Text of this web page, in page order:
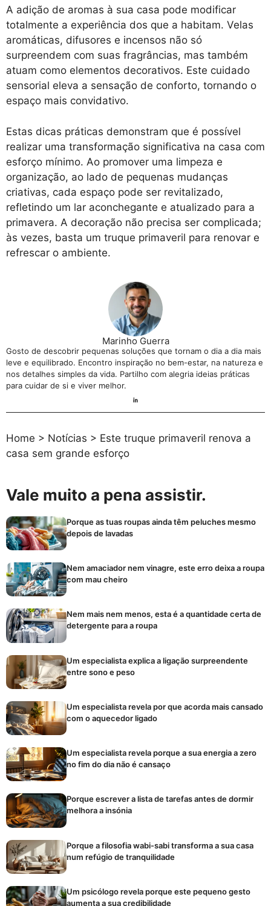
A adição de aromas à sua casa pode modificar
totalmente a experiência dos que a habitam. Velas
aromáticas, difusores e incensos não só
surpreendem com suas fragrâncias, mas também
atuam como elementos decorativos. Este cuidado
sensorial eleva a sensação de conforto, tornando o
espaço mais convidativo.
Estas dicas práticas demonstram que é possível
realizar uma transformação significativa na casa com
esforço mínimo. Ao promover uma limpeza e
organização, ao lado de pequenas mudanças
criativas, cada espaço pode ser revitalizado,
refletindo um lar aconchegante e atualizado para a
primavera. A decoração não precisa ser complicada;
às vezes, basta um truque primaveril para renovar e
refrescar o ambiente.
Marinho Guerra
Gosto de descobrir pequenas soluções que tornam o dia a dia mais
leve e equilibrado. Encontro inspiração no bem-estar, na natureza e
nos detalhes simples da vida. Partilho com alegria ideias práticas
para cuidar de si e viver melhor.
Home > Notícias > Este truque primaveril renova a
casa sem grande esforço
Vale muito a pena assistir.
Porque as tuas roupas ainda têm peluches mesmo
depois de lavadas
Nem amaciador nem vinagre, este erro deixa a roupa
com mau cheiro
Nem mais nem menos, esta é a quantidade certa de
detergente para a roupa
Um especialista explica a ligação surpreendente
entre sono e peso
Um especialista revela por que acorda mais cansado
com o aquecedor ligado
Um especialista revela porque a sua energia a zero
no fim do dia não é cansaço
Porque escrever a lista de tarefas antes de dormir
melhora a insónia
Porque a filosofia wabi-sabi transforma a sua casa
num refúgio de tranquilidade
Um psicólogo revela porque este pequeno gesto
aumenta a sua credibilidade